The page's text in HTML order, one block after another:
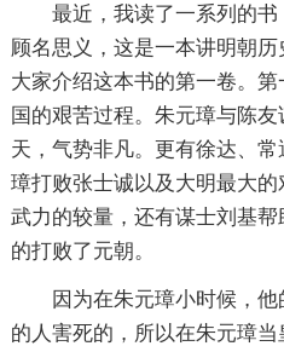
最近，我读了一系列的书
顾名思义，这是一本讲明朝
大家介绍这本书的第一卷。
国的艰苦过程。朱元璋与陈
天，气势非凡。更有徐达、
璋打败张士诚以及大明最大
武力的较量，还有谋士刘基
的打败了元朝。
因为在朱元璋小时候，
的人害死的，所以在朱元璋